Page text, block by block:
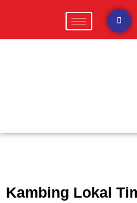
Kambing Lokal